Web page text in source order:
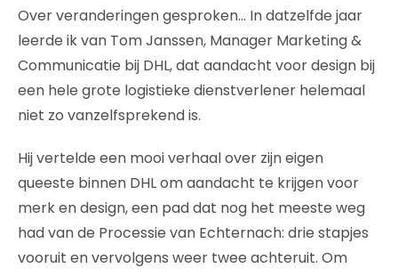
Over veranderingen gesproken… In datzelfde jaar
leerde ik van Tom Janssen, Manager Marketing &
Communicatie bij DHL, dat aandacht voor design bij
een hele grote logistieke dienstverlener helemaal
niet zo vanzelfsprekend is.
Hij vertelde een mooi verhaal over zijn eigen
queeste binnen DHL om aandacht te krijgen voor
merk en design, een pad dat nog het meeste weg
had van de Processie van Echternach: drie stapjes
vooruit en vervolgens weer twee achteruit. Om